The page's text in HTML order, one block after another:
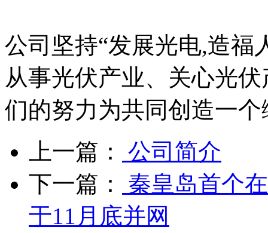
公司坚持“发展光电,造福
从事光伏产业、关心光
们的努力为共同创造一
上一篇：
公司简介
下一篇：
秦皇岛首个
于11月底并网